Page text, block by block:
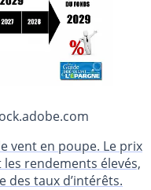
vent en poupe. Le prix
rendements élevés,
des taux d’intérêts.